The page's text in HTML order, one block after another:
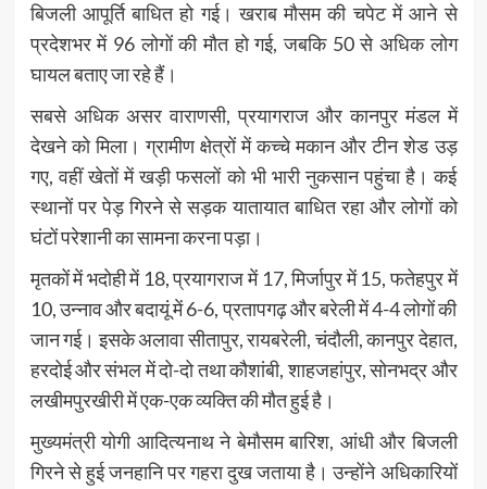
बिजली आपूर्ति बाधित हो गई। खराब मौसम की चपेट में आने से
प्रदेशभर में 96 लोगों की मौत हो गई, जबकि 50 से अधिक लोग
घायल बताए जा रहे हैं।
सबसे अधिक असर वाराणसी, प्रयागराज और कानपुर मंडल में
देखने को मिला। ग्रामीण क्षेत्रों में कच्चे मकान और टीन शेड उड़
गए, वहीं खेतों में खड़ी फसलों को भी भारी नुकसान पहुंचा है। कई
स्थानों पर पेड़ गिरने से सड़क यातायात बाधित रहा और लोगों को
घंटों परेशानी का सामना करना पड़ा।
मृतकों में भदोही में 18, प्रयागराज में 17, मिर्जापुर में 15, फतेहपुर में
10, उन्नाव और बदायूं में 6-6, प्रतापगढ़ और बरेली में 4-4 लोगों की
जान गई। इसके अलावा सीतापुर, रायबरेली, चंदौली, कानपुर देहात,
हरदोई और संभल में दो-दो तथा कौशांबी, शाहजहांपुर, सोनभद्र और
लखीमपुरखीरी में एक-एक व्यक्ति की मौत हुई है।
मुख्यमंत्रीयोगी आदित्यनाथने बेमौसम बारिश, आंधी और बिजली
गिरने से हुई जनहानि पर गहरा दुख जताया है। उन्होंने अधिकारियों